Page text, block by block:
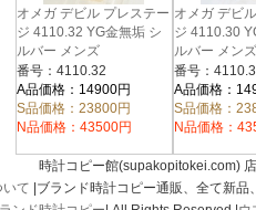
オメガ デビル プレステー
ジ 4110.32 YG金無垢 シ
ルバー メンズ
番号：4110.32
A品価格：14900円
S品価格：23800円
N品価格：43500円
オメガ デビ
ジ 4110.30
ルバー メンズ
番号：
A品価格：
S品価格：
N品価格：
時計コピー館(supakopitokei.com)
て |ブランド時計コピー通販、全て新